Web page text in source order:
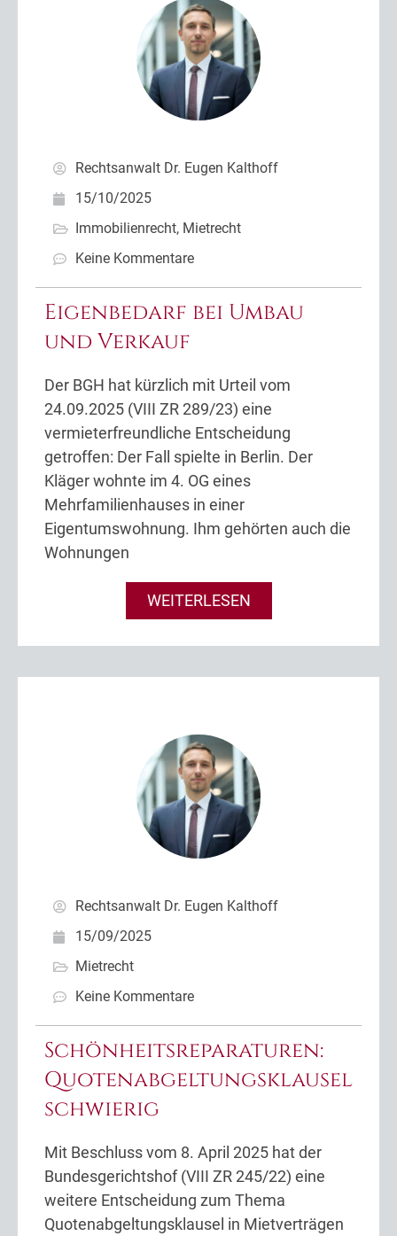
Rechtsanwalt Dr. Eugen Kalthoff
15/10/2025
Immobilienrecht, Mietrecht
Keine Kommentare
Eigenbedarf bei Umbau
und Verkauf
Der BGH hat kürzlich mit Urteil vom
24.09.2025 (VIII ZR 289/23) eine
vermieterfreundliche Entscheidung
getroffen: Der Fall spielte in Berlin. Der
Kläger wohnte im 4. OG eines
Mehrfamilienhauses in einer
Eigentumswohnung. Ihm gehörten auch die
Wohnungen
WEITERLESEN
Rechtsanwalt Dr. Eugen Kalthoff
15/09/2025
Mietrecht
Keine Kommentare
Schönheitsreparaturen:
Quotenabgeltungsklausel
schwierig
Mit Beschluss vom 8. April 2025 hat der
Bundesgerichtshof (VIII ZR 245/22) eine
weitere Entscheidung zum Thema
Quotenabgeltungsklausel in Mietverträgen